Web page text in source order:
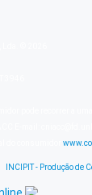
INCIPIT - Produção de